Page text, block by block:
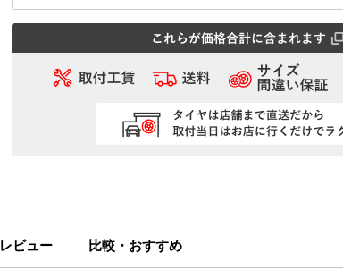
レビュー 比較・おすすめ